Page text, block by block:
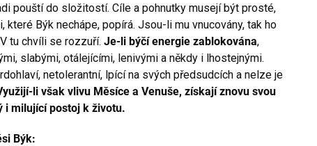
pouští do složitostí. Cíle a pohnutky musejí být prosté,
které Býk nechápe, popírá. Jsou-li mu vnucovány, tak ho
tu chvíli se rozzuří. Je-li býčí energie zablokována,
slabými, otálejícími, lenivými a někdy i lhostejnými.
netolerantní, lpící na svých předsudcích a nelze je
li však vlivu Měsíce a Venuše, získají znovu svou
i milující postoj k životu.
Býk: